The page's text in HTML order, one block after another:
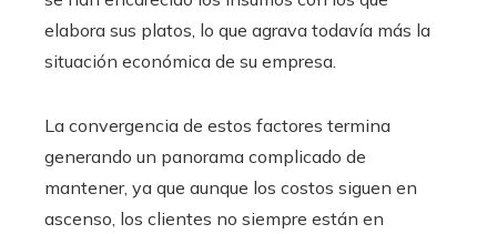
elabora sus platos, lo que agrava todavía más la
situación económica de su empresa.
La convergencia de estos factores termina
generando un panorama complicado de
mantener, ya que aunque los costos siguen en
ascenso, los clientes no siempre están en